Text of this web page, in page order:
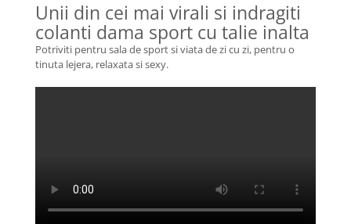
Unii din cei mai virali si indragiti
colanti dama sport cu talie inalta
Potriviti pentru sala de sport si viata de zi cu zi, pentru o
tinuta lejera, relaxata si sexy.